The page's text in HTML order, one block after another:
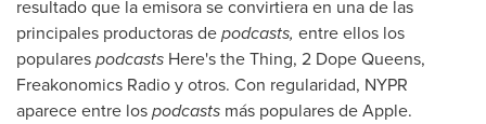
resultado que la emisora se convirtiera en una de las
principales productoras depodcasts, entre ellos los
popularespodcasts Here's the Thing, 2 Dope Queens,
Freakonomics Radio y otros. Con regularidad, NYPR
aparece entre lospodcasts más populares de Apple.